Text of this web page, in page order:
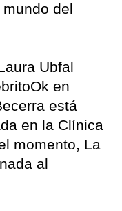
del
Ubfal
en
está
en la Clínica
momento, La
al